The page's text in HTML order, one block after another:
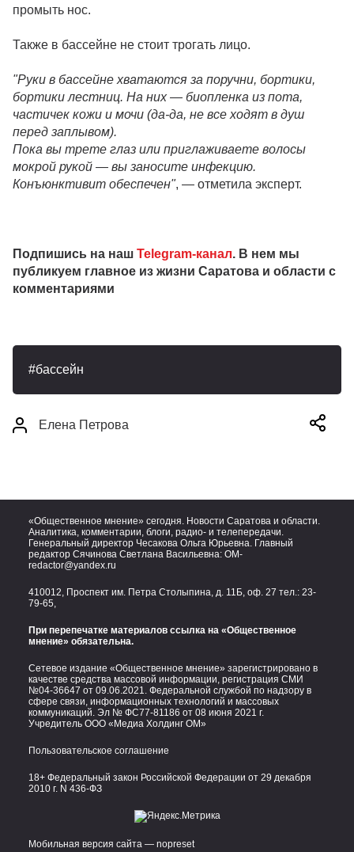
промыть нос.
Также в бассейне не стоит трогать лицо.
"Руки в бассейне хватаются за поручни, бортики,
бортики лестниц. На них — биопленка из пота,
частичек кожи и мочи (да-да, не все ходят в душ
перед заплывом).
Пока вы трете глаз или приглаживаете волосы
мокрой рукой — вы заносите инфекцию.
Конъюнктивит обеспечен", — отметила эксперт.
Подпишись на наш Telegram-канал. В нем мы
публикуем главное из жизни Саратова и области с
комментариями
бассейн
Елена Петрова
«Общественное мнение» сегодня. Новости Саратова и области.
Аналитика, комментарии, блоги, радио- и телепередачи.
Генеральный директор Чесакова Ольга Юрьевна. Главный
редактор Сячинова Светлана Васильевна: OM-
redactor@yandex.ru
410012, Проспект им. Петра Столыпина, д. 11Б, оф. 27 тел.: 23-
79-65,
При перепечатке материалов ссылка на «Общественное
мнение» обязательна.
Сетевое издание «Общественное мнение» зарегистрировано в
качестве средства массовой информации, регистрация СМИ
№04-36647 от 09.06.2021. Федеральной службой по надзору в
сфере связи, информационных технологий и массовых
коммуникаций. Эл № ФС77-81186 от 08 июня 2021 г.
Учредитель ООО «Медиа Холдинг ОМ»
Пользовательское соглашение
18+ Федеральный закон Российской Федерации от 29 декабря
2010 г. N 436-ФЗ
Мобильная версия сайта — nopreset